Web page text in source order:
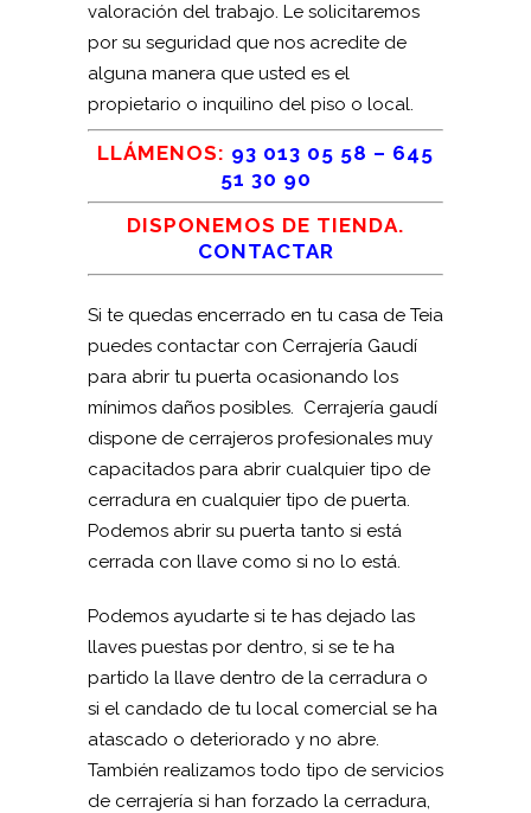
valoración del trabajo. Le solicitaremos
por su seguridad que nos acredite de
alguna manera que usted es el
propietario o inquilino del piso o local.
LLÁMENOS: 93 013 05 58 – 645
51 30 90
DISPONEMOS DE TIENDA.
CONTACTAR
Si te quedas encerrado en tu casa de Teia
puedes contactar con Cerrajería Gaudí
para abrir tu puerta ocasionando los
mínimos daños posibles. Cerrajería gaudí
dispone de cerrajeros profesionales muy
capacitados para abrir cualquier tipo de
cerradura en cualquier tipo de puerta.
Podemos abrir su puerta tanto si está
cerrada con llave como si no lo está.
Podemos ayudarte si te has dejado las
llaves puestas por dentro, si se te ha
partido la llave dentro de la cerradura o
si el candado de tu local comercial se ha
atascado o deteriorado y no abre.
También realizamos todo tipo de servicios
de cerrajería si han forzado la cerradura,